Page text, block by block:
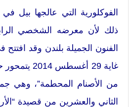
الفوكلورية التي عالجها بيل في
ذلك لأن معرضه الشخصي
غاية 29
من الأصنام المحطمة”، وهي
الثاني والعشرين من قصيدة